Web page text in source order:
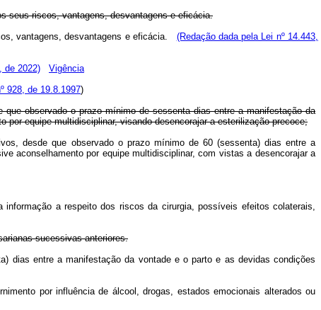
seus riscos, vantagens, desvantagens e eficácia.
vantagens, desvantagens e eficácia. (Redação dada pela Lei nº 14.443,
de 2022)
Vigência
928, de 19.8.1997)
observado o prazo mínimo de sessenta dias entre a manifestação da
equipe multidisciplinar, visando desencorajar a esterilização precoce;
desde que observado o prazo mínimo de 60 (sessenta) dias entre a
aconselhamento por equipe multidisciplinar, com vistas a desencorajar a
a respeito dos riscos da cirurgia, possíveis efeitos colaterais,
sucessivas anteriores.
dias entre a manifestação da vontade e o parto e as devidas condições
por influência de álcool, drogas, estados emocionais alterados ou